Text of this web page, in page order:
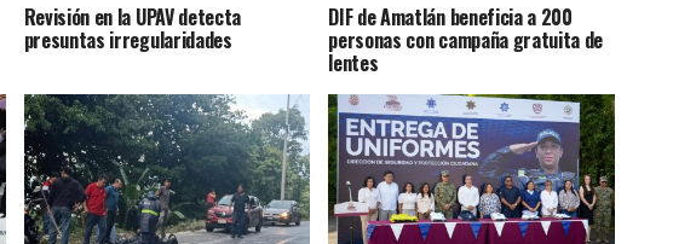
Revisión en la UPAV detecta
presuntas irregularidades
DIF de Amatlán beneficia a 200
personas con campaña gratuita de
lentes